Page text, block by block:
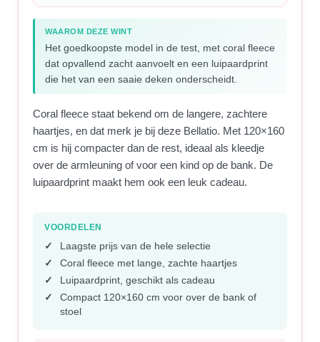
WAAROM DEZE WINT
Het goedkoopste model in de test, met coral fleece
dat opvallend zacht aanvoelt en een luipaardprint
die het van een saaie deken onderscheidt.
Coral fleece staat bekend om de langere, zachtere
haartjes, en dat merk je bij deze Bellatio. Met 120×160
cm is hij compacter dan de rest, ideaal als kleedje
over de armleuning of voor een kind op de bank. De
luipaardprint maakt hem ook een leuk cadeau.
VOORDELEN
Laagste prijs van de hele selectie
Coral fleece met lange, zachte haartjes
Luipaardprint, geschikt als cadeau
Compact 120×160 cm voor over de bank of
stoel